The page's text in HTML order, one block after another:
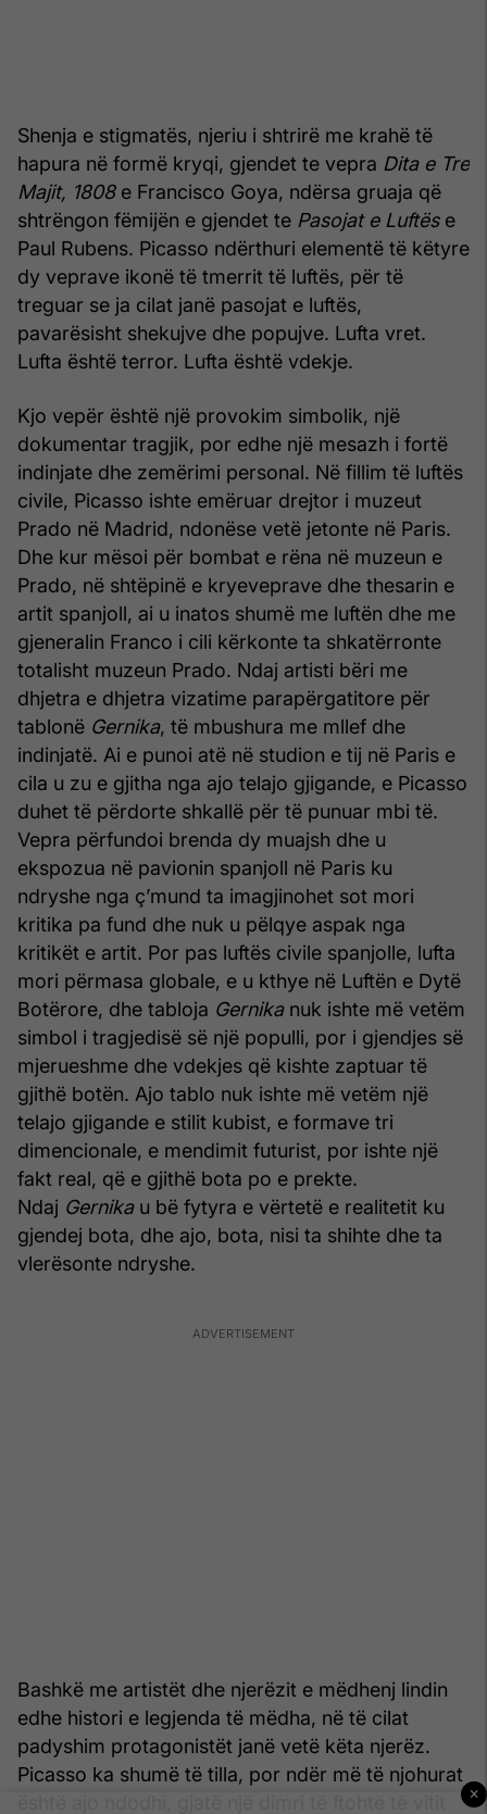
Shenja e stigmatës, njeriu i shtrirë me krahë të
hapura në formë kryqi, gjendet te vepra Dita e Tre
Majit, 1808e Francisco Goya, ndërsa gruaja që
shtrëngon fëmijën e gjendet te Pasojat e Luftëse
Paul Rubens. Picasso ndërthuri elementë të këtyre
dy veprave ikonë të tmerrit të luftës, për të
treguar se ja cilat janë pasojat e luftës,
pavarësisht shekujve dhe popujve. Lufta vret.
Lufta është terror. Lufta është vdekje.
Kjo vepër është një provokim simbolik, një
dokumentar tragjik, por edhe një mesazh i fortë
indinjate dhe zemërimi personal. Në fillim të luftës
civile, Picasso ishte emëruar drejtor i muzeut
Prado në Madrid, ndonëse vetë jetonte në Paris.
Dhe kur mësoi për bombat e rëna në muzeun e
Prado, në shtëpinë e kryeveprave dhe thesarin e
artit spanjoll, ai u inatos shumë me luftën dhe me
gjeneralin Franco i cili kërkonte ta shkatërronte
totalisht muzeun Prado. Ndaj artisti bëri me
dhjetra e dhjetra vizatime parapërgatitore për
tablonë Gernika, të mbushura me mllef dhe
indinjatë. Ai e punoi atë në studion e tij në Paris e
cila u zu e gjitha nga ajo telajo gjigande, e Picasso
duhet të përdorte shkallë për të punuar mbi të.
Vepra përfundoi brenda dy muajsh dhe u
ekspozua në pavionin spanjoll në Paris ku
ndryshe nga ç’mund ta imagjinohet sot mori
kritika pa fund dhe nuk u pëlqye aspak nga
kritikët e artit. Por pas luftës civile spanjolle, lufta
mori përmasa globale, e u kthye në Luftën e Dytë
Botërore, dhe tabloja Gernikanuk ishte më vetëm
simbol i tragjedisë së një populli, por i gjendjes së
mjerueshme dhe vdekjes që kishte zaptuar të
gjithë botën. Ajo tablo nuk ishte më vetëm një
telajo gjigande e stilit kubist, e formave tri
dimencionale, e mendimit futurist, por ishte një
fakt real, që e gjithë bota po e prekte.
Ndaj Gernikau bë fytyra e vërtetë e realitetit ku
gjendej bota, dhe ajo, bota, nisi ta shihte dhe ta
vlerësonte ndryshe.
Bashkë me artistët dhe njerëzit e mëdhenj lindin
edhe histori e legjenda të mëdha, në të cilat
padyshim protagonistët janë vetë këta njerëz.
Picasso ka shumë të tilla, por ndër më të njohurat
×